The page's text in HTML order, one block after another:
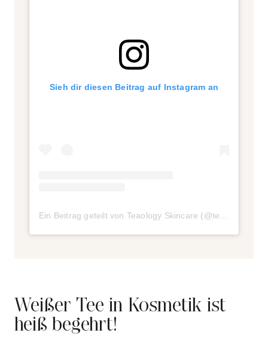
Sieh dir diesen Beitrag auf Instagram an
Weißer Tee in Kosmetik ist
heiß begehrt!